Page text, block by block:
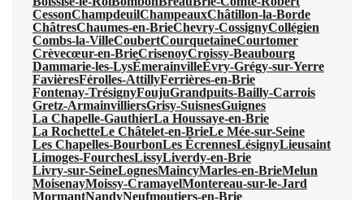
CessonChampdeuilChampeauxChâtillon-la-Borde
ChâtresChaumes-en-BrieChevry-CossignyCollégien
Combs-la-VilleCoubertCourquetaineCourtomer
Crèvecœur-en-BrieCrisenoyCroissy-Beaubourg
Dammarie-les-LysÉmerainvilleÉvry-Grégy-sur-Yerre
FavièresFérolles-AttillyFerrières-en-Brie
Fontenay-TrésignyFoujuGrandpuits-Bailly-Carrois
Gretz-ArmainvilliersGrisy-SuisnesGuignes
La Chapelle-GauthierLa Houssaye-en-Brie
La RochetteLe Châtelet-en-BrieLe Mée-sur-Seine
Les Chapelles-BourbonLes ÉcrennesLésignyLieusaint
Limoges-FourchesLissyLiverdy-en-Brie
Livry-sur-SeineLognesMaincyMarles-en-BrieMelun
MoisenayMoissy-CramayelMontereau-sur-le-Jard
MormantNandyNeufmoutiers-en-Brie